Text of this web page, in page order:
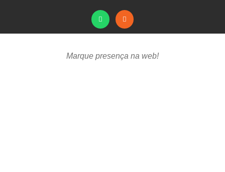
Marque presença na web!